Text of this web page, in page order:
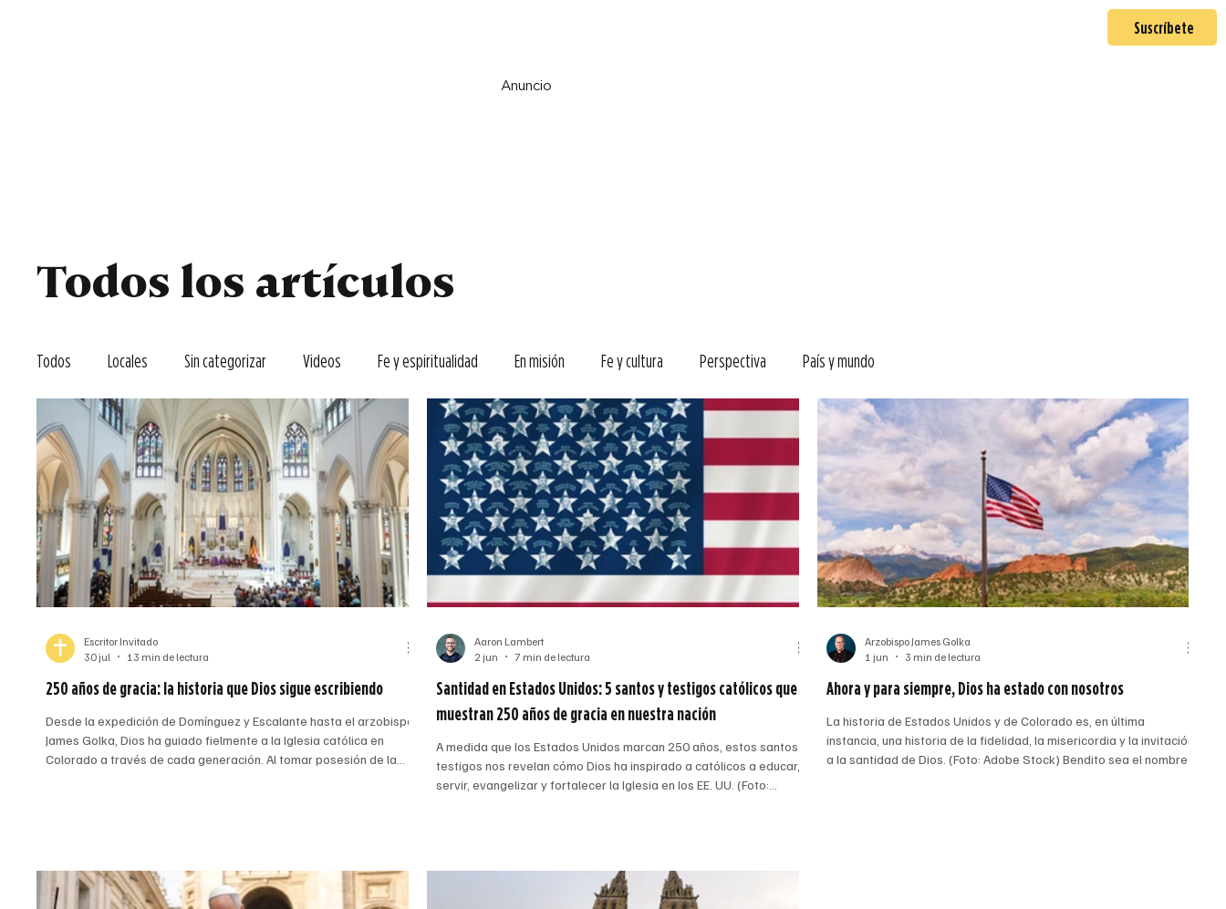
Suscríbete
Anuncio
Todos los artículos
Todos Locales Sin categorizar Videos Fe y espiritualidad En misión Fe y cultura Perspectiva País y mundo
250 años de gracia: la historia que Dios sigue escribiendo
Desde la expedición de Domínguez y Escalante hasta el arzobispo
James Golka, Dios ha guiado fielmente a la Iglesia católica en
Colorado a través de cada generación. Al tomar posesión de la
Escritor Invitado
30 jul
13 min de lectura
Santidad en Estados Unidos: 5 santos y testigos católicos que
muestran 250 años de gracia en nuestra nación
A medida que los Estados Unidos marcan 250 años, estos santos y
testigos nos revelan cómo Dios ha inspirado a católicos a educar,
servir, evangelizar y fortalecer la Iglesia en los EE. UU. (Foto:
Aaron Lambert
2 jun
7 min de lectura
Ahora y para siempre, Dios ha estado con nosotros
La historia de Estados Unidos y de Colorado es, en última
instancia, una historia de la fidelidad, la misericordia y la invitación
a la santidad de Dios. (Foto: Adobe Stock) Bendito sea el nombre
Arzobispo James Golka
1 jun
3 min de lectura